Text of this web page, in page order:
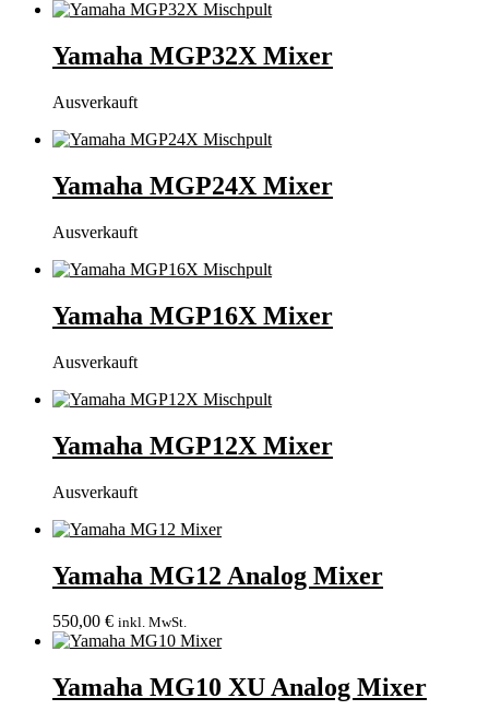
Yamaha MGP32X Mixer
Ausverkauft
Yamaha MGP24X Mixer
Ausverkauft
Yamaha MGP16X Mixer
Ausverkauft
Yamaha MGP12X Mixer
Ausverkauft
Yamaha MG12 Analog Mixer
550,00 € inkl. MwSt.
Yamaha MG10 XU Analog Mixer